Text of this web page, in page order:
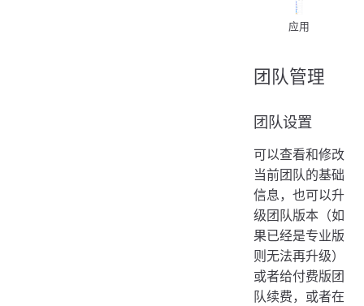
应用
团队管理
团队设置
可以查看和修改
当前团队的基础
信息，也可以升
级团队版本（如
果已经是专业版
则无法再升级）
或者给付费版团
队续费，或者在